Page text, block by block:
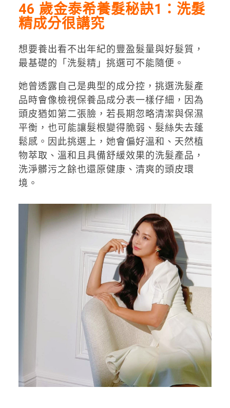
46 歲金泰希養髮秘訣1：洗髮
精成分很講究
想要養出看不出年紀的豐盈髮量與好髮質，
最基礎的「洗髮精」挑選可不能隨便。
她曾透露自己是典型的成分控，挑選洗髮產
品時會像檢視保養品成分表一樣仔細，因為
頭皮猶如第二張臉，若長期忽略清潔與保濕
平衡，也可能讓髮根變得脆弱、髮絲失去蓬
鬆感。因此挑選上，她會偏好溫和、天然植
物萃取、溫和且具備舒緩效果的洗髮產品，
洗淨髒污之餘也還原健康、清爽的頭皮環
境。